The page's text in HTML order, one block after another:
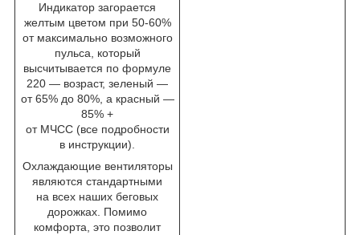
Индикатор загорается
желтым цветом при 50-60%
от максимально возможного
пульса, который
высчитывается по формуле
220 — возраст, зеленый —
от 65% до 80%, а красный —
85% +
от МЧСС (все подробности
в инструкции).
Охлаждающие вентиляторы
являются стандартными
на всех наших беговых
дорожках. Помимо
комфорта, это позволит